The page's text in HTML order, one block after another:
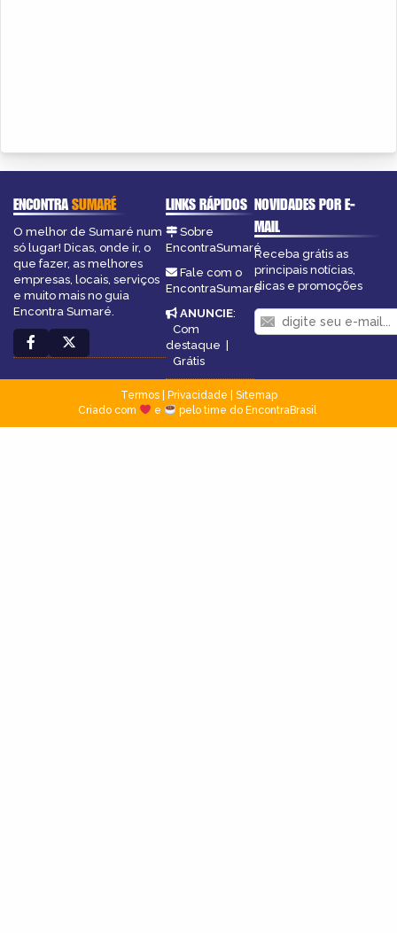
ENCONTRASUMARÉ
O melhor de Sumaré num
só lugar! Dicas, onde ir, o
que fazer, as melhores
empresas, locais, serviços
e muito mais no guia
Encontra Sumaré.
LINKS RÁPIDOS
Sobre
EncontraSumaré
Fale com o
EncontraSumaré
ANUNCIE:
Com
destaque |
Grátis
NOVIDADES POR E-
MAIL
Receba grátis as
principais notícias,
dicas e promoções
Termos| Privacidade
Sitemap
Criado com
e pelo time do EncontraBrasil